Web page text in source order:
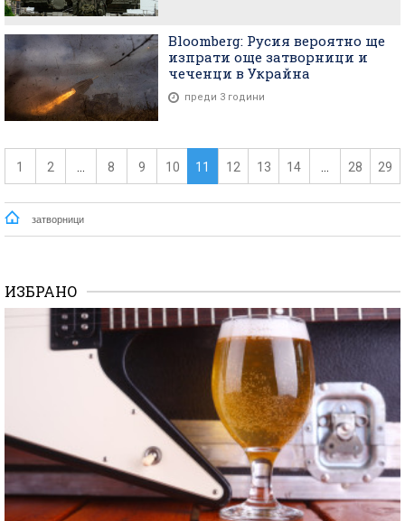
Bloomberg: Русия вероятно ще
изпрати още затворници и
чеченци в Украйна
преди 3 години
1 2 8 9 10 11 12 13 14 28 29
затворници
ИЗБРАНО